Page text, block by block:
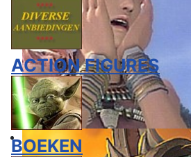
ACTION FIGURES
BOEKEN